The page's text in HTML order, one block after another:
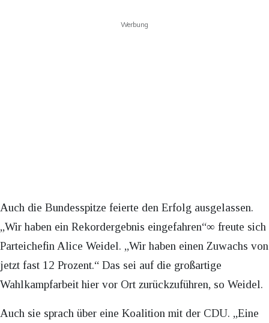
Werbung
Auch die Bundesspitze feierte den Erfolg ausgelassen.
„Wir haben ein Rekordergebnis eingefahren“∞ freute sich
Parteichefin Alice Weidel. „Wir haben einen Zuwachs von
jetzt fast 12 Prozent.“ Das sei auf die großartige
Wahlkampfarbeit hier vor Ort zurückzuführen, so Weidel.
Auch sie sprach über eine Koalition mit der CDU. „Eine